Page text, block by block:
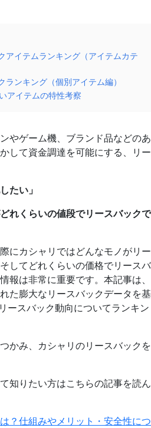
アイテムランキング（アイテムカテ
ンキング（個別アイテム編）
アイテムの特性考察
やゲーム機、ブランド品などのあ
して資金調達を可能にする、リー
たい」
れくらいの値段でリースバックで
にカシャリではどんなモノがリー
してどれくらいの価格でリースバ
報は非常に重要です。本記事は、
た膨大なリースバックデータを基
ースバック動向についてランキン
かみ、カシャリのリースバックを
知りたい方はこちらの記事を読ん
？仕組みやメリット・安全性につ